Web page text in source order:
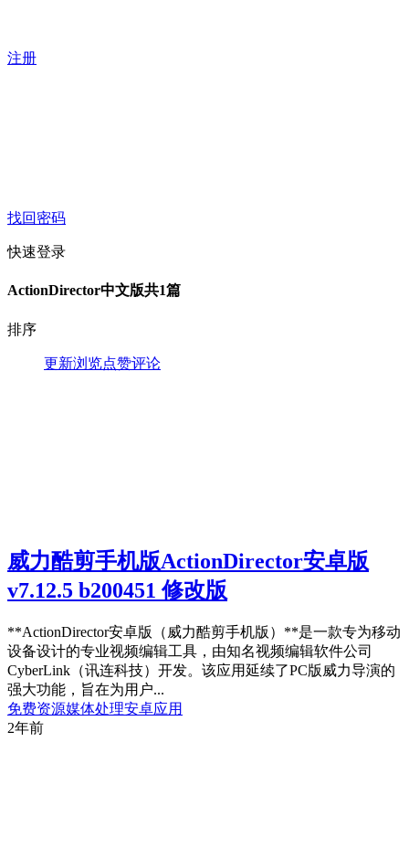
注册
找回密码
快速登录
ActionDirector中文版共1篇
排序
更新浏览点赞评论
威力酷剪手机版ActionDirector安卓版
v7.12.5 b200451 修改版
**ActionDirector安卓版（威力酷剪手机版）**是一款专为移动
设备设计的专业视频编辑工具，由知名视频编辑软件公司
CyberLink（讯连科技）开发。该应用延续了PC版威力导演的
强大功能，旨在为用户...
免费资源媒体处理安卓应用
2年前